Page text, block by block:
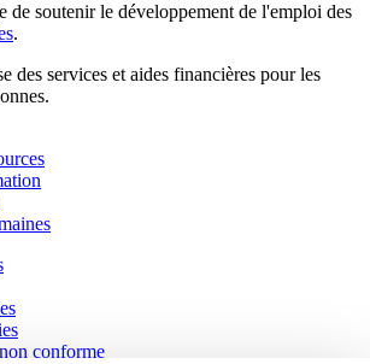
de soutenir le développement de l'emploi des
.
des services et aides financières pour les
conforme